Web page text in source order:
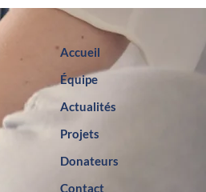
Accueil
Équipe
Actualités
Projets
Donateurs
Contact